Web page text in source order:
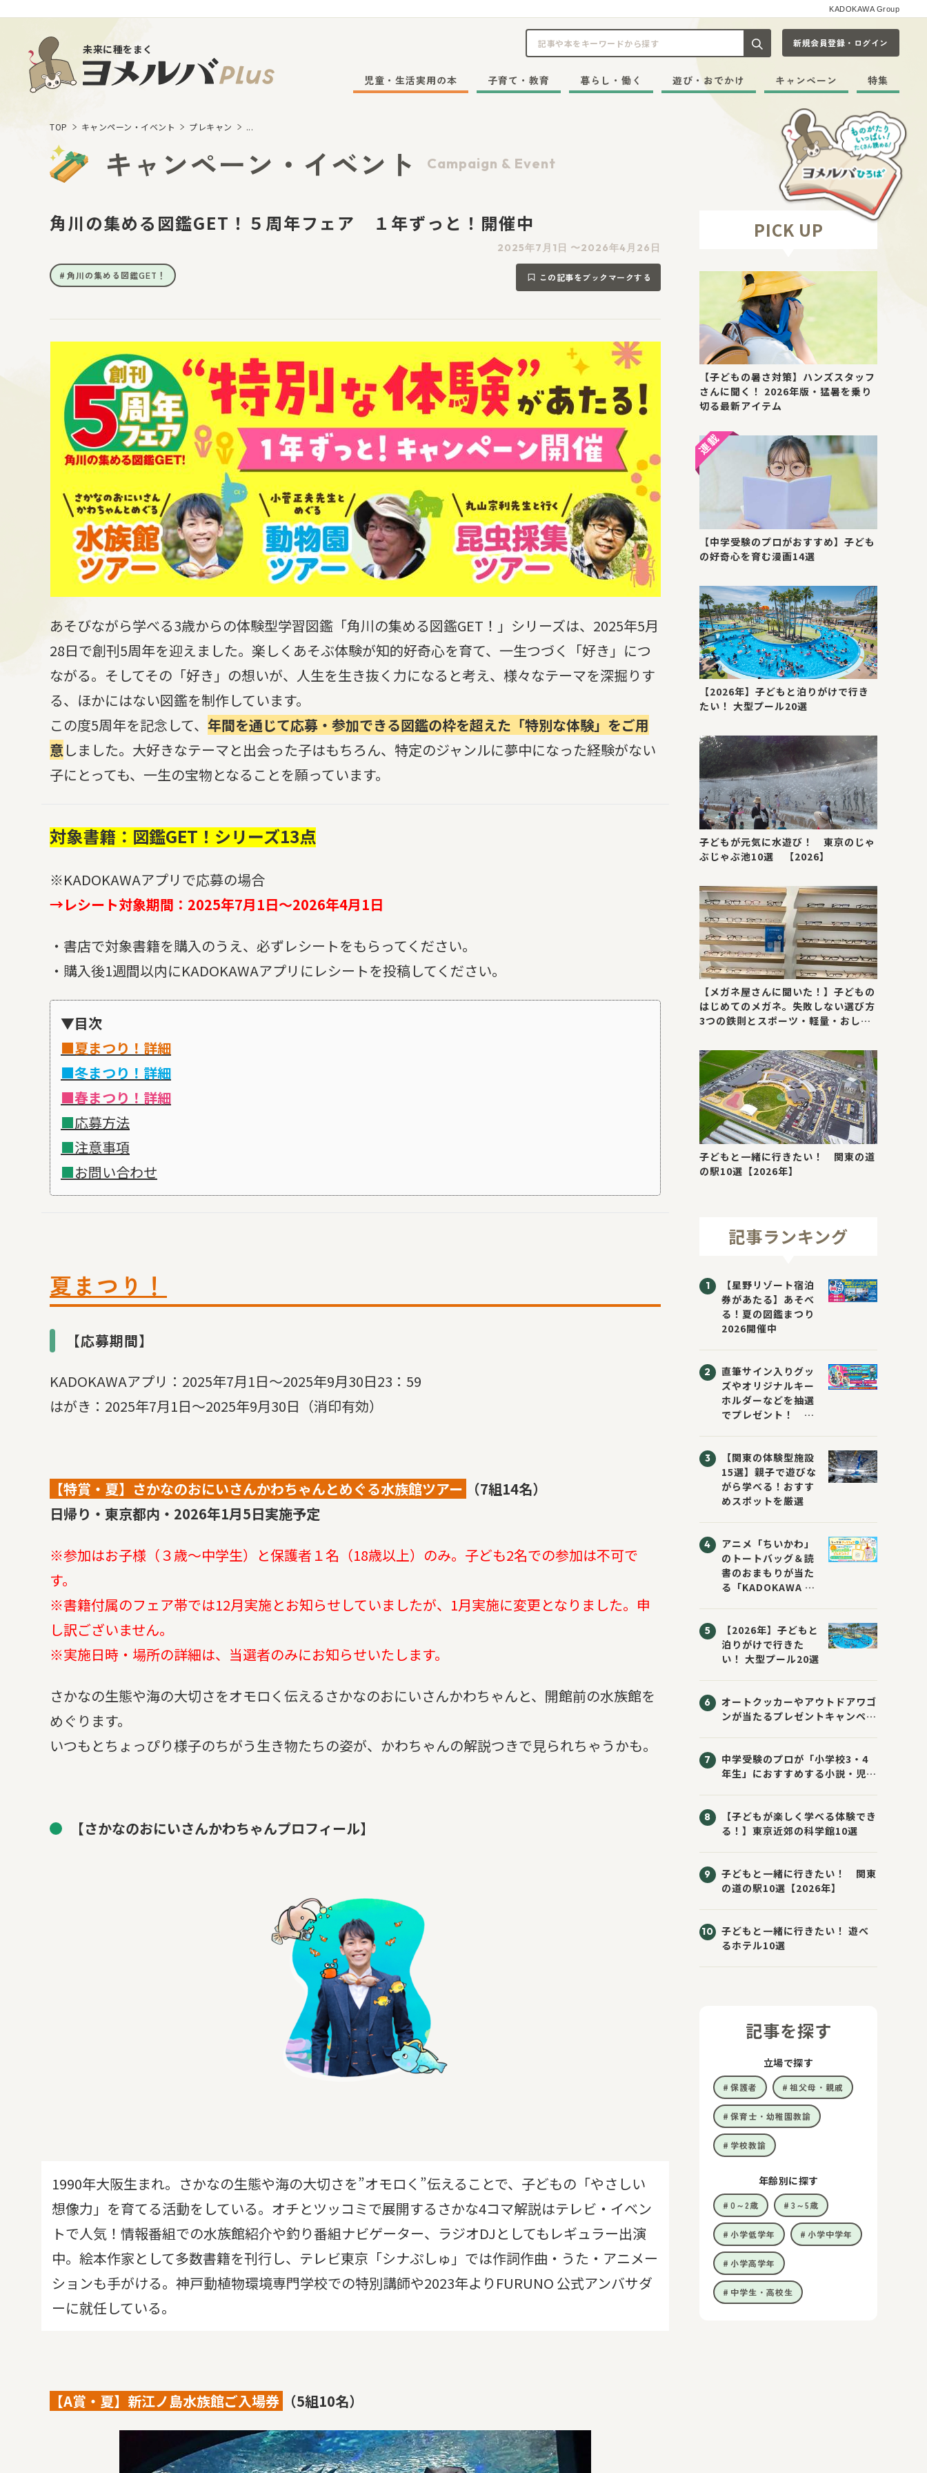
KADOKAWA Group
未来に種をまく 記事や本をキーワードから探す
新規会員登録・ログイン
児童・生活実用の本 子育て・教育 暮らし・働く 遊び・おでかけ キャンペーン 特集
TOP キャンペーン・イベント プレキャン ...
Campaign & Event
キャンペーン・イベント
角川の集める図鑑GET！５周年フェア １年ずっと！開催中
2025年7月1日 〜2026年4月26日
角川の集める図鑑GET！ この記事をブックマークする
あそびながら学べる3歳からの体験型学習図鑑「角川の集める図鑑GET！」シリーズは、2025年5月
28日で創刊5周年を迎えました。楽しくあそぶ体験が知的好奇心を育て、一生つづく「好き」につ
ながる。そしてその「好き」の想いが、人生を生き抜く力になると考え、様々なテーマを深掘りす
る、ほかにはない図鑑を制作しています。
この度5周年を記念して、 年間を通じて応募・参加できる図鑑の枠を超えた「特別な体験」 をご用
意 しました。大好きなテーマと出会った子はもちろん、特定のジャンルに夢中になった経験がない
子にとっても、一生の宝物となることを願っています。
対象書籍：図鑑GET！シリーズ13点
※KADOKAWAアプリで応募の場合
→レシート対象期間：2025年7月1日～2026年4月1日
・書店で対象書籍を購入のうえ、必ずレシートをもらってください。
・購入後1週間以内にKADOKAWAアプリにレシートを投稿してください。
▼目次
■夏まつり！詳細
■冬まつり！詳細
■春まつり！詳細
■応募方法
■注意事項
■お問い合わせ
夏まつり！
【応募期間】
KADOKAWAアプリ：2025年7月1日～2025年9月30日23：59
はがき：2025年7月1日～2025年9月30日（消印有効）
【特賞・夏】さかなのおにいさんかわちゃんとめぐる水族館ツアー
（7組14名）
日帰り・東京都内・2026年1月5日実施予定
※参加はお子様（３歳～中学生）と保護者１名（18歳以上）のみ。子ども2名での参加は不可で
す。
※書籍付属のフェア帯では12月実施とお知らせしていましたが、1月実施に変更となりました。申
し訳ございません。
※実施日時・場所の詳細は、当選者のみにお知らせいたします。
さかなの生態や海の大切さをオモロく伝えるさかなのおにいさんかわちゃんと、開館前の水族館を
めぐります。
いつもとちょっぴり様子のちがう生き物たちの姿が、かわちゃんの解説つきで見られちゃうかも。
【さかなのおにいさんかわちゃんプロフィール】
1990年大阪生まれ。さかなの生態や海の大切さを”オモロく”伝えることで、子どもの「やさしい
想像力」を育てる活動をしている。オチとツッコミで展開するさかな4コマ解説はテレビ・イベン
トで人気！情報番組での水族館紹介や釣り番組ナビゲーター、ラジオDJとしてもレギュラー出演
中。絵本作家として多数書籍を刊行し、テレビ東京「シナぷしゅ」では作詞作曲・うた・アニメー
ションも手がける。神戸動植物環境専門学校での特別講師や2023年よりFURUNO 公式アンバサダ
ーに就任している。
【A賞・夏】新江ノ島水族館ご入場券 （5組10名）
PICK UP
【子どもの暑さ対策】ハンズスタッフ
さんに聞く！ 2026年版・猛暑を乗り
切る最新アイテム
【中学受験のプロがおすすめ】子ども
の好奇心を育む漫画14選
【2026年】子どもと泊りがけで行き
たい！ 大型プール20選
子どもが元気に水遊び！ 東京のじゃ
ぶじゃぶ池10選 【2026】
【メガネ屋さんに聞いた！】子どもの
はじめてのメガネ。失敗しない選び方
3つの鉄則とスポーツ・軽量・おしゃ
子どもと一緒に行きたい！ 関東の道
の駅10選【2026年】
記事ランキング
【星野リゾート宿泊
券があたる】あそべ
る！夏の図鑑まつり
2026開催中
直筆サイン入りグッ
ズやオリジナルキー
ホルダーなどを抽選
でプレゼント！
ジブックフェア2026
～すまない先生と読
書にチャレンジ！
～」が開催！
【関東の体験型施設
15選】親子で遊びな
がら学べる！おすす
めスポットを厳選
アニメ「ちいかわ」
のトートバッグ＆読
書のおまもりが当た
る「KADOKAWA ち
催！ スマホ壁紙は
応募者全員にプレゼ
ント！
【2026年】子どもと
泊りがけで行きた
い！ 大型プール20選
オートクッカーやアウトドアワゴ
ンが当たるプレゼントキャンペー
中学受験のプロが「小学校3・4
年生」におすすめする小説・児童
【子どもが楽しく学べる体験でき
る！】東京近郊の科学館10選
子どもと一緒に行きたい！ 関東
の道の駅10選【2026年】
子どもと一緒に行きたい！ 遊べ
るホテル10選
記事を探す
立場で探す
保護者 祖父母・親戚
保育士・幼稚園教諭
学校教諭
年齢別に探す
0～2歳 3～5歳
小学低学年 小学中学年
小学高学年
中学生・高校生